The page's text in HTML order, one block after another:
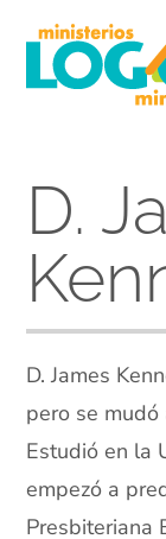
D.
D. James
pero se mudó
Estudió en la
empezó a
Presbiteriana